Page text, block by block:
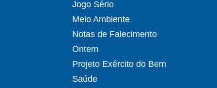
Jogo Sério
Meio Ambiente
Notas de Falecimento
Ontem
Projeto Exército do Bem
Saúde